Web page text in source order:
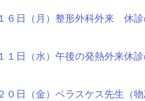
６日（月）整形外科外来 休診
１日（水）午後の発熱外来休
０日（金）ベラスケス先生（